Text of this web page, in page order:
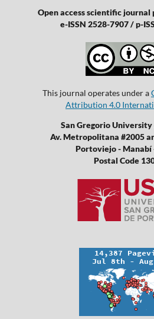
Open access scientific
e-ISSN 2528-7907 / p-
This journal operates under a
Attribution 4.0
San Gregorio
Av. Metropolitana #2005
Portoviejo - Manabí
Postal Code